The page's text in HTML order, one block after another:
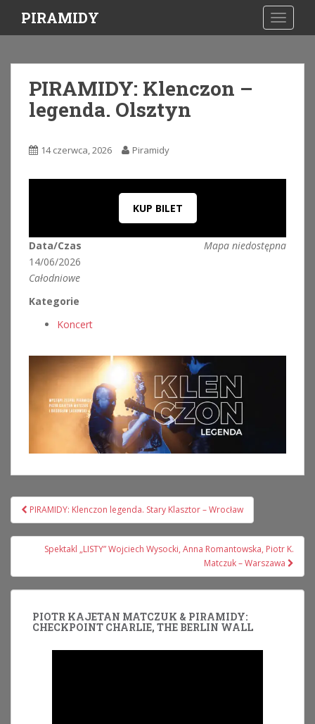
i
PIRAMIDY
PIRAMIDY: Klenczon –
legenda. Olsztyn
14 czerwca, 2026 Piramidy
KUP BILET
Mapa niedostępna
Data/Czas
14/06/2026
Całodniowe
Kategorie
Koncert
Nawigacja
wpisu
PIRAMIDY: Klenczon legenda. Stary Klasztor – Wrocław
Spektakl „LISTY” Wojciech Wysocki, Anna Romantowska, Piotr K.
Matczuk – Warszawa
PIOTR KAJETAN MATCZUK & PIRAMIDY:
CHECKPOINT CHARLIE, THE BERLIN WALL